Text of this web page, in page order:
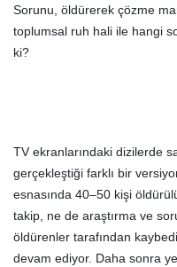
Sorunu, öldürerek çözme
toplumsal ruh hali ile hangi
ki?
TV ekranlarındaki dizilerde
gerçekleştiği farklı bir
esnasında 40–50 kişi
takip, ne de araştırma ve
öldürenler tarafından
devam ediyor. Daha sonra